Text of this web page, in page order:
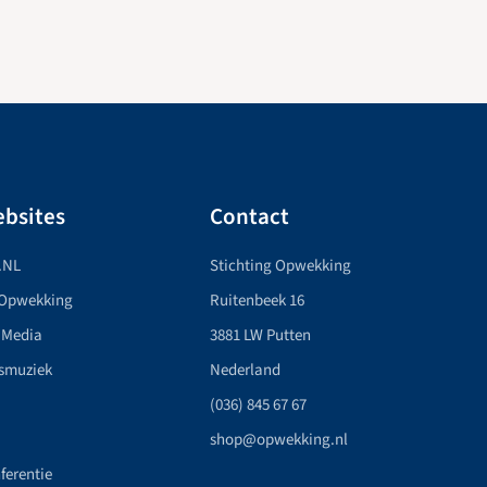
Contact
Stichting Opwekking
Ruitenbeek 16
3881 LW Putten
Nederland
(036) 845 67 67
shop@opwekking.nl